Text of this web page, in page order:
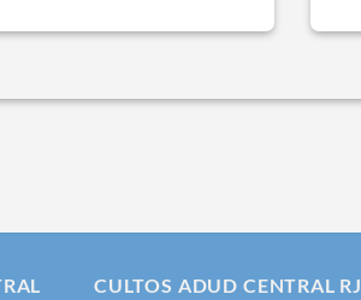
CULTOS ADUD CENTRAL RJ